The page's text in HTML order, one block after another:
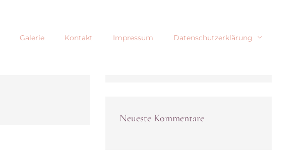
Galerie Kontakt Impressum Datenschutzerklärung
Neueste Kommentare